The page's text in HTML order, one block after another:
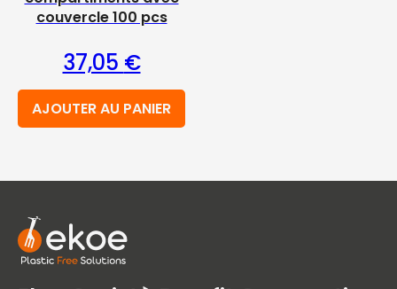
couvercle 100 pcs
37,05 €
AJOUTER AU PANIER